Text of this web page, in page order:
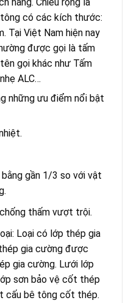
có các kích thước:
Tại Việt Nam hiện nay
được gọi là tấm
gọi khác như Tấm
ALC…
những ưu điểm nổi bật
gần 1/3 so với vật
thấm vượt trội.
Loại có lớp thép gia
gia cường được
gia cường. Lưới lớp
sơn bảo vệ cốt thép
cấu bê tông cốt thép.